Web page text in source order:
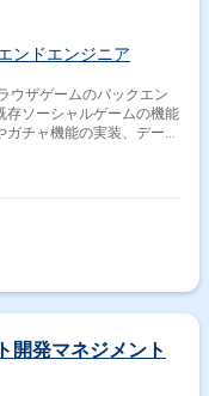
ンドエンジニア
開発マネジメント